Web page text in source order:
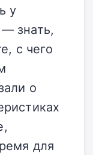
у
знать,
с чего
о
для